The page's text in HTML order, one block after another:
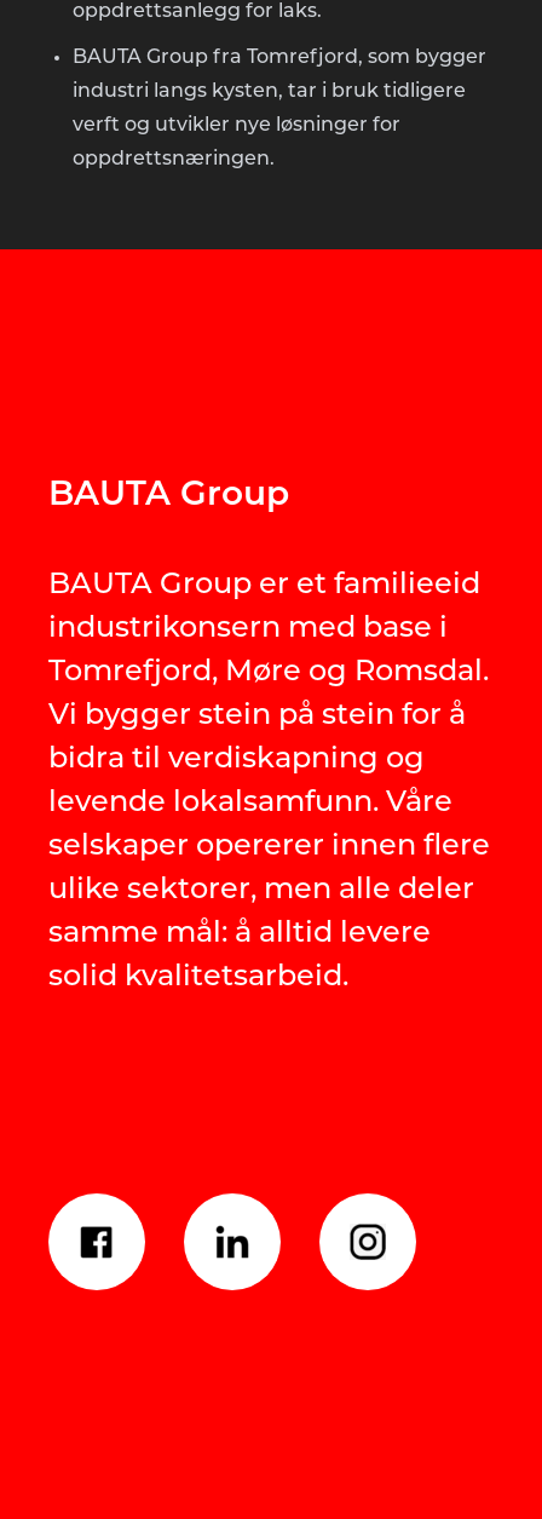
oppdrettsanlegg for laks.
BAUTA Group fra Tomrefjord, som bygger
industri langs kysten, tar i bruk tidligere
verft og utvikler nye løsninger for
oppdrettsnæringen.
BAUTA Group
BAUTA Group er et familieeid
industrikonsern med base i
Tomrefjord, Møre og Romsdal.
Vi bygger stein på stein for å
bidra til verdiskapning og
levende lokalsamfunn. Våre
selskaper opererer innen flere
ulike sektorer, men alle deler
samme mål: å alltid levere
solid kvalitetsarbeid.